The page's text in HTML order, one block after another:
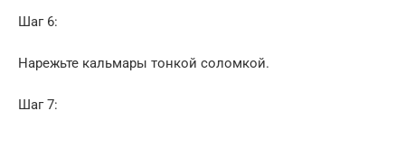
Шаг 6:
Нарежьте кальмары тонкой соломкой.
Шаг 7: